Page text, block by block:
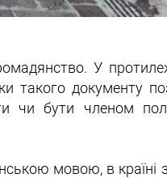
У
такого документу
чи бути членом
мовою, в країні